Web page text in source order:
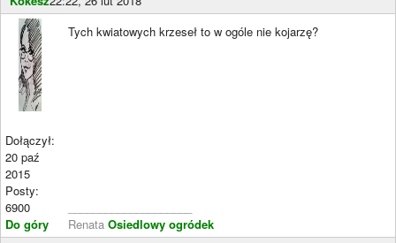
Dołączył:
20 paź
2015
Posty:
6900
Do góry
Tych kwiatowych krzeseł to w ogóle nie kojarzę?
Renata Osiedlowy ogródek